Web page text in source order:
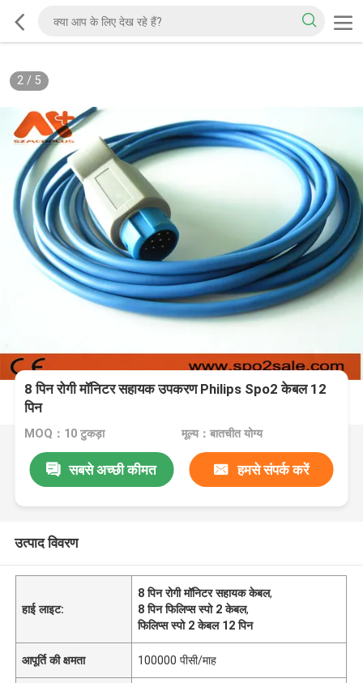
2/ 5
8 पिन रोगी मॉनिटर सहायक उपकरण Philips Spo2 केबल 12
पिन
MOQ：10 टुकड़ा मूल्य：बातचीत योग्य
सबसे अच्छी कीमत हमसे संपर्क करें
उत्पाद विवरण
हाई लाइट:
8 पिन रोगी मॉनिटर सहायक केबल,
8 पिन फिलिप्स स्पो 2 केबल,
फिलिप्स स्पो 2 केबल 12 पिन
आपूर्ति की क्षमता 100000 पीसी/माह